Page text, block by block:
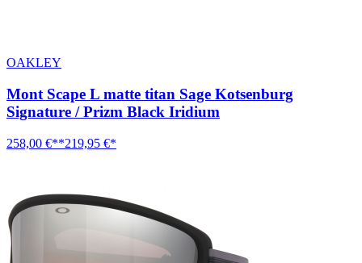
OAKLEY
Mont Scape L matte titan Sage Kotsenburg
Signature / Prizm Black Iridium
258,00 €**219,95 €*